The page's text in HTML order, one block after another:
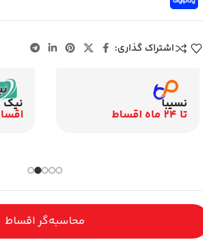
اشتراک گذاری:
نسیبا
تا 24 ماه اقساط
نیک
اقساط
محاسبه‌گر اقساط